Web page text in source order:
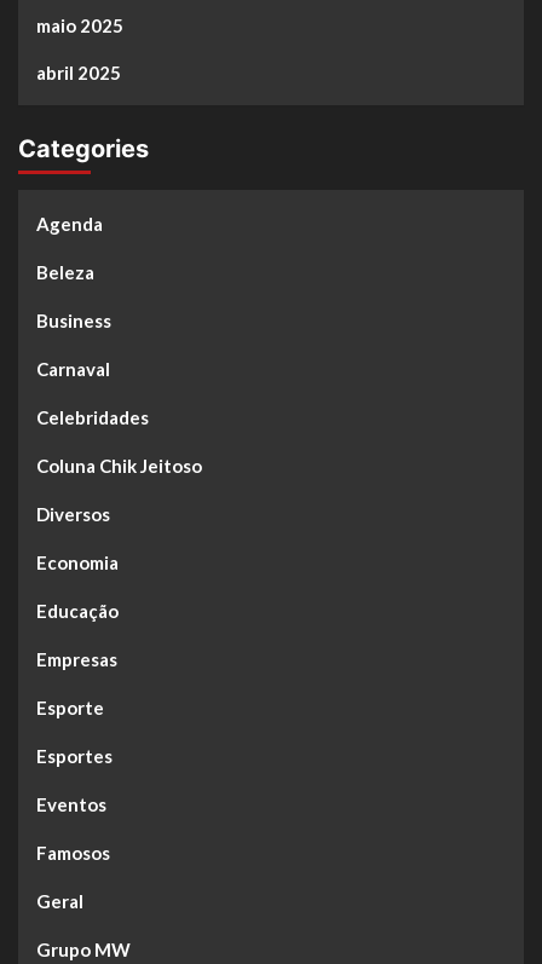
maio 2025
abril 2025
Categories
Agenda
Beleza
Business
Carnaval
Celebridades
Coluna Chik Jeitoso
Diversos
Economia
Educação
Empresas
Esporte
Esportes
Eventos
Famosos
Geral
Grupo MW